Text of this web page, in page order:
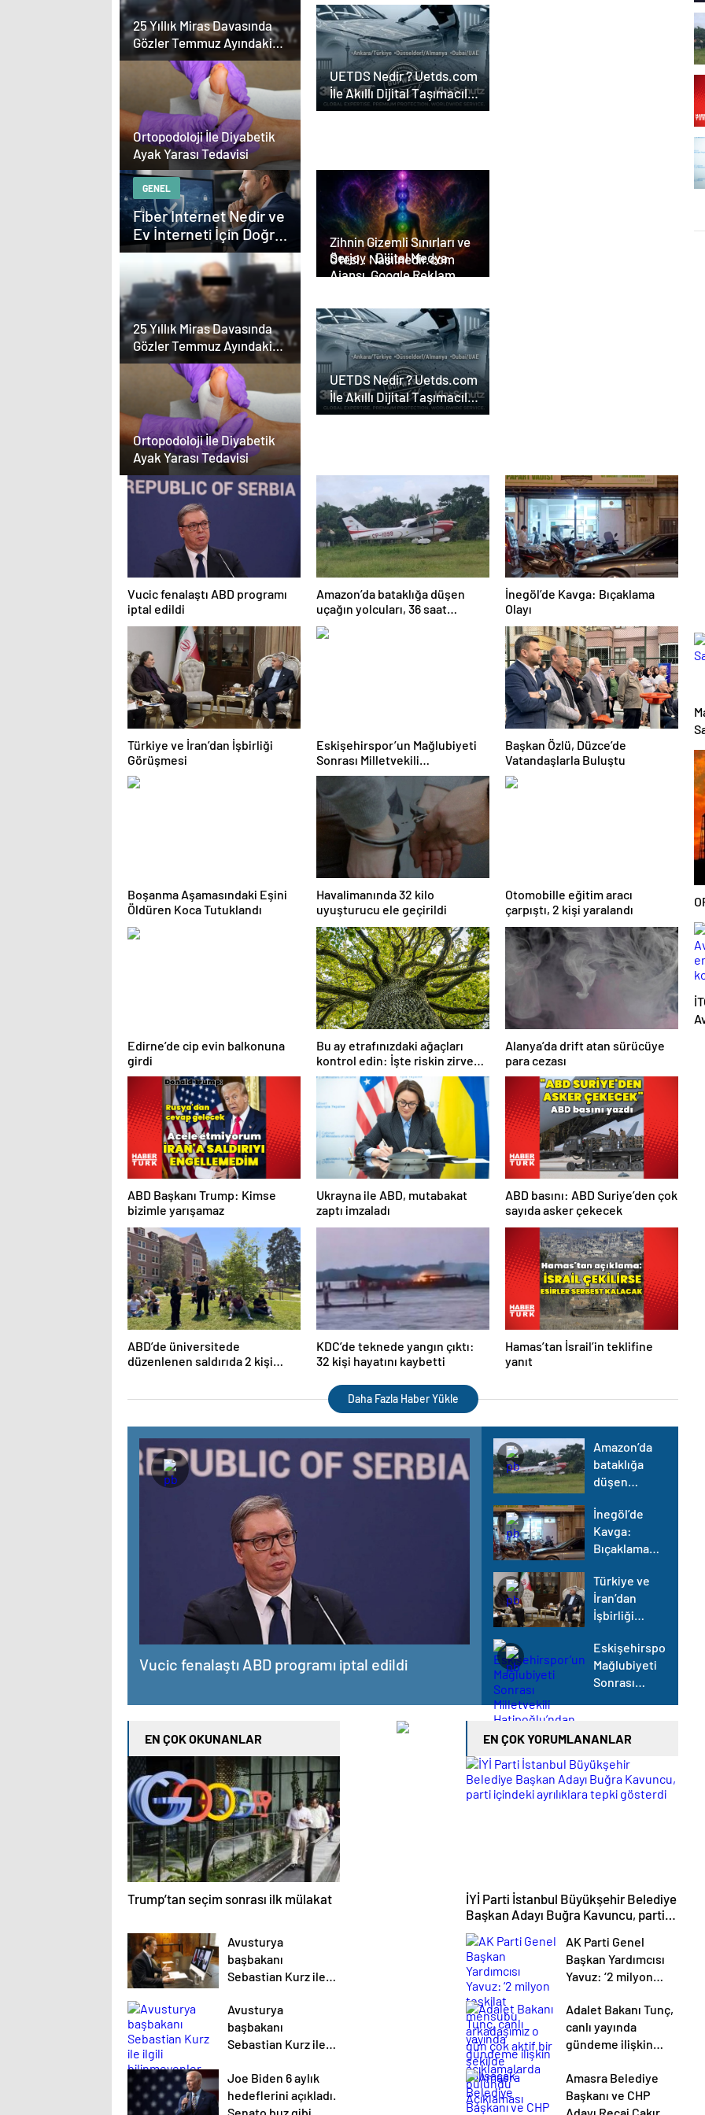
25 Yıllık Miras Davasında
Gözler Temmuz Ayındaki
Karar Duruşmasına Çevrildi
Ortopodoloji İle Diyabetik
Ayak Yarası Tedavisi
Tasarım Ajansı
UETDS Nedir ? Uetds.com
İle Akıllı Dijital Taşımacılık
Yazılımı
GENEL
Fiber Internet Nedir ve
Ev İnterneti İçin Doğru
Seçim Nasıl Yapılır
25 Yıllık Miras Davasında
Gözler Temmuz Ayındaki
Karar Duruşmasına Çevrildi
Ortopodoloji İle Diyabetik
Ayak Yarası Tedavisi
Zihnin Gizemli Sınırları ve
Ötesi : Nasılnedir.com
Serjoy : Dijital Medya
Ajansı, Google Reklam
Tasarım Ajansı
UETDS Nedir ? Uetds.com
İle Akıllı Dijital Taşımacılık
Yazılımı
Vucic fenalaştı ABD programı
iptal edildi
Amazon’da bataklığa düşen
uçağın yolcuları, 36 saat
kurtarılmayı bekledi
İnegöl’de Kavga: Bıçaklama
Olayı
Türkiye ve İran’dan İşbirliği
Görüşmesi
Eskişehirspor’un Mağlubiyeti
Sonrası Milletvekili
Hatipoğlu’ndan Destek
Başkan Özlü, Düzce’de
Vatandaşlarla Buluştu
Boşanma Aşamasındaki Eşini
Öldüren Koca Tutuklandı
Havalimanında 32 kilo
uyuşturucu ele geçirildi
Otomobille eğitim aracı
çarpıştı, 2 kişi yaralandı
Edirne’de cip evin balkonuna
girdi
Bu ay etrafınızdaki ağaçları
kontrol edin: İşte riskin zirve
yaptığı saatler
Alanya’da drift atan sürücüye
para cezası
ABD Başkanı Trump: Kimse
bizimle yarışamaz
Ukrayna ile ABD, mutabakat
zaptı imzaladı
ABD basını: ABD Suriye’den çok
sayıda asker çekecek
ABD’de üniversitede
düzenlenen saldırıda 2 kişi
KDC’de teknede yangın çıktı:
32 kişi hayatını kaybetti
Hamas’tan İsrail’in teklifine
yanıt
Daha Fazla Haber Yükle
Vucic fenalaştı ABD programı iptal edildi
Amazon’da
bataklığa
düşen
yolcuları, 36
saat
kurtarılmayı
İnegöl’de
Kavga:
Bıçaklama
Türkiye ve
İran’dan
İşbirliği
Eskişehirspor’un
Mağlubiyeti
Sonrası
Destek
EN ÇOK OKUNANLAR
Trump’tan seçim sonrası ilk mülakat
Avusturya
başbakanı
Sebastian Kurz ile
Avusturya
başbakanı
Sebastian Kurz ile
Joe Biden 6 aylık
hedeflerini açıkladı.
EN ÇOK YORUMLANANLAR
İYİ Parti İstanbul Büyükşehir Belediye
Başkan Adayı Buğra Kavuncu, parti
içindeki ayrılıklara tepki gösterdi
AK Parti Genel
Başkan Yardımcısı
Yavuz: ‘2 milyon
arkadaşımız o gün
çok aktif bir şekilde
çalışacak’
Adalet Bakanı Tunç,
canlı yayında
gündeme ilişkin
bulundu Açıklaması
Amasra Belediye
Başkanı ve CHP